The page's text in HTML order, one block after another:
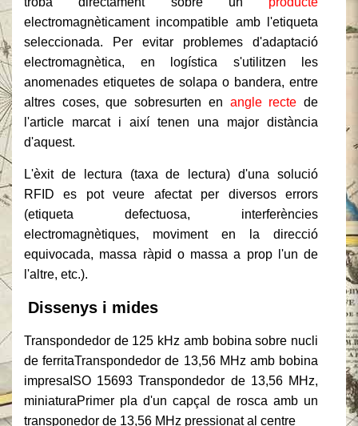
electromagnèticament incompatible amb l'etiqueta
seleccionada. Per evitar problemes d'adaptació
electromagnètica, en logística s'utilitzen les
anomenades etiquetes de solapa o bandera, entre
altres coses, que sobresurten en angle recte de
l'article marcat i així tenen una major distància
d'aquest.
L'èxit de lectura (taxa de lectura) d'una solució
RFID es pot veure afectat per diversos errors
(etiqueta defectuosa, interferències
electromagnètiques, moviment en la direcció
equivocada, massa ràpid o massa a prop l'un de
l'altre, etc.).
Dissenys i mides
Transpondedor de 125 kHz amb bobina sobre nucli
de ferritaTranspondedor de 13,56 MHz amb bobina
impresa ISO 15693 Transpondedor de 13,56 MHz,
miniaturaPrimer pla d'un capçal de rosca amb un
transponedor de 13,56 MHz pressionat al centre